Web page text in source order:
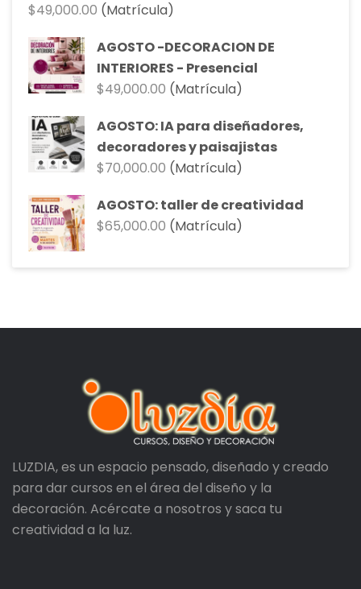
$49,000.00 (Matrícula)
AGOSTO -DECORACION DE
INTERIORES - Presencial
$49,000.00 (Matrícula)
AGOSTO: IA para diseñadores,
decoradores y paisajistas
$70,000.00 (Matrícula)
AGOSTO: taller de creatividad
$65,000.00 (Matrícula)
LUZDIA, es un espacio pensado, diseñado y creado
para dar cursos en el área del diseño y la
decoración. Acércate a nosotros y saca tu
creatividad a la luz.